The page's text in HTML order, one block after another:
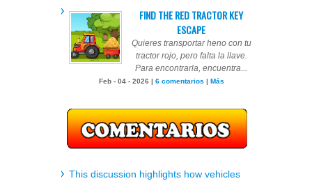
FIND THE RED TRACTOR KEY
ESCAPE
Quieres transportar heno con tu
tractor rojo, pero falta la llave.
Para encontrarla, encuentra...
Feb - 04 - 2026 | 6 comentarios | Más
This discussion highlights how vehicles